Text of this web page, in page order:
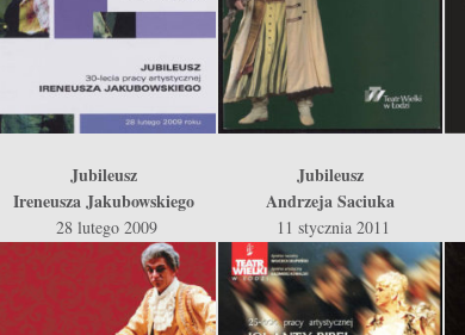
Jubileusz
Ireneusza Jakubowskiego
28 lutego 2009
Jubileusz
Andrzeja Saciuka
11 stycznia 2011